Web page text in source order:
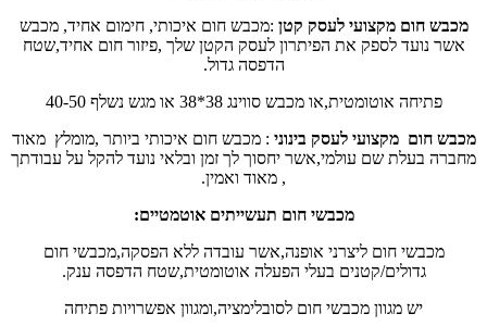
מכבש חום מקצועי לעסק קטן :מכבש חום איכותי, חימום אחיד, מכבש
אשר נועד לספק את הפיתרון לעסק הקטן שלך ,פיזור חום אחיד,שטח
הדפסה גדול.
פתיחה אוטומטית,או מכבש סווינג 38*38 או מגש נשלף 40-50
מכבש חום מקצועי לעסק בינוני : מכבש חום איכותי ביותר ,מומלץ מאוד
מחברה בעלת שם עולמי,אשר יחסוך לך זמן ובלאי נועד להקל על עבודתך
, מאוד ואמין.
מכבשי חום תעשייתים אוטמטיים:
מכבשי חום ליצרני אופנה,אשר עובדה ללא הפסקה,מכבשי חום
גדולים/קטנים בעלי הפעלה אוטומטית,שטח הדפסה ענק.
יש מגוון מכבשי חום לסובלימציה,ומגוון אפשרויות פתיחה